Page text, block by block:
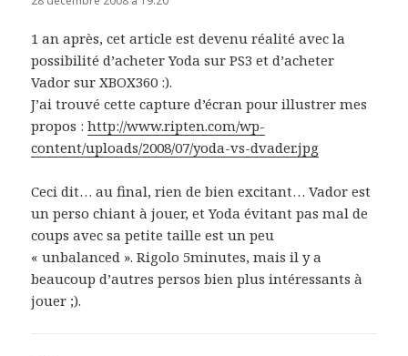
1 an après, cet article est devenu réalité avec la
possibilité d’acheter Yoda sur PS3 et d’acheter
Vador sur XBOX360 :).
J’ai trouvé cette capture d’écran pour illustrer mes
propos :http://www.ripten.com/wp-
content/uploads/2008/07/yoda-vs-dvader.jpg
Ceci dit… au final, rien de bien excitant… Vador est
un perso chiant à jouer, et Yoda évitant pas mal de
coups avec sa petite taille est un peu
« unbalanced ». Rigolo 5minutes, mais il y a
beaucoup d’autres persos bien plus intéressants à
jouer ;).